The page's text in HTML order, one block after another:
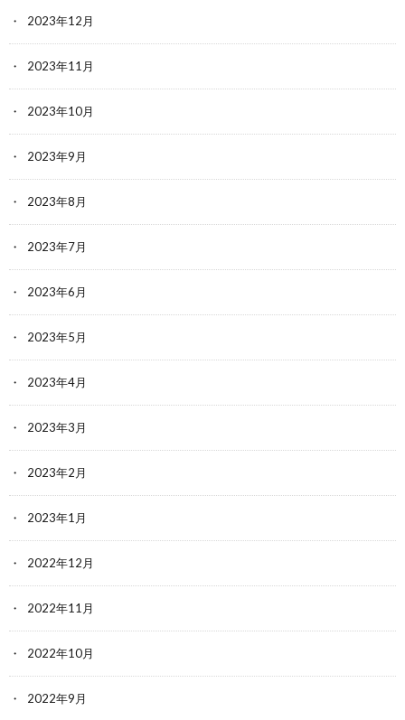
2023年12月
2023年11月
2023年10月
2023年9月
2023年8月
2023年7月
2023年6月
2023年5月
2023年4月
2023年3月
2023年2月
2023年1月
2022年12月
2022年11月
2022年10月
2022年9月